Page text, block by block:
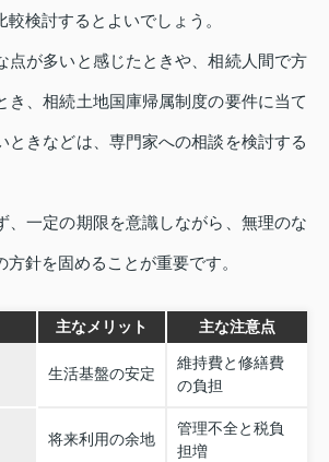
検討するとよいでしょう。
点が多いと感じたときや、相続人間で方
き、相続土地国庫帰属制度の要件に当て
ときなどは、専門家への相談を検討する
、一定の期限を意識しながら、無理のな
針を固めることが重要です。
主なメリット 主な注意点
生活基盤の安定
維持費と修繕費
の負担
将来利用の余地
管理不全と税負
担増